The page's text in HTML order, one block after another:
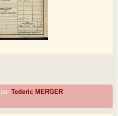
parTederic MERGER